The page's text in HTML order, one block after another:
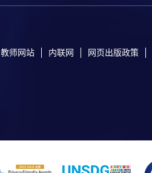
教师网站 内联网 网页出版政策